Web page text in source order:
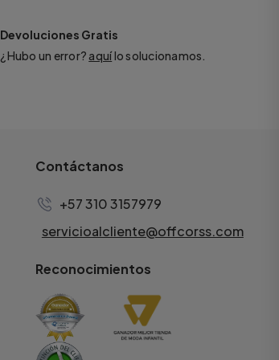
Devoluciones Gratis
¿Hubo un error? aquílo solucionamos.
Contáctanos
+57 310 3157979
servicioalcliente@offcorss.com
Reconocimientos